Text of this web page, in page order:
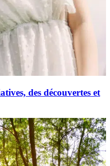
des découvertes et